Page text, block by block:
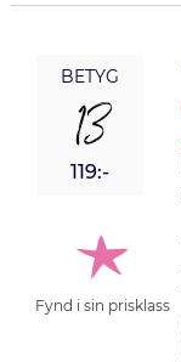
BETYG
13
119:-
Fynd i sin prisklass